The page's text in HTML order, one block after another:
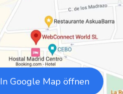
In Google Map öffnen